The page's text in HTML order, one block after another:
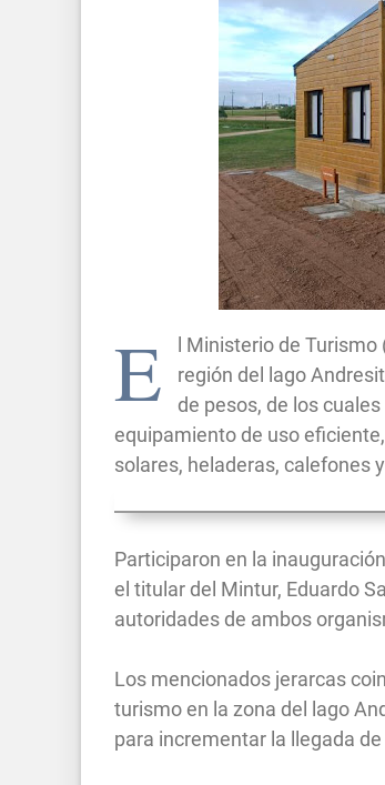
E
l Ministerio de Turismo
región del lago
de pesos, de los
equipamiento de uso
solares, heladeras, calefones
Participaron en la
el titular del Mintur, Eduardo
autoridades de ambos
Los mencionados jerarcas
turismo en la zona del lago
para incrementar la llegada